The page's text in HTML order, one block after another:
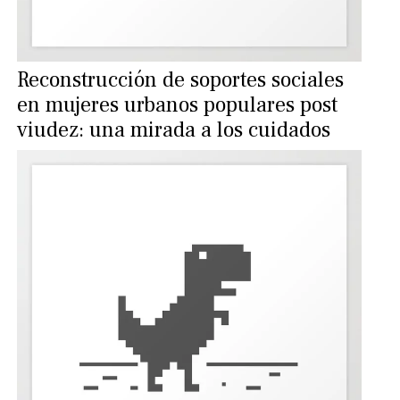
Reconstrucción de soportes sociales
en mujeres urbanos populares post
viudez: una mirada a los cuidados